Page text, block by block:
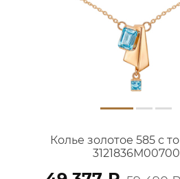
Колье золотое 585 с
3121836М00700